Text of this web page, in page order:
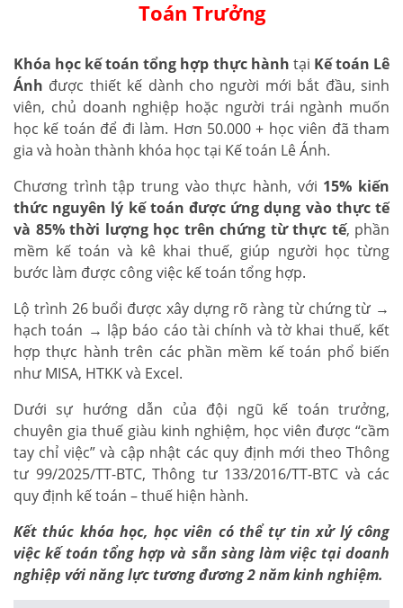
Toán Trưởng
Khóa học kế toán tổng hợp thực hành tại Kế toán Lê
Ánh được thiết kế dành cho người mới bắt đầu, sinh
viên, chủ doanh nghiệp hoặc người trái ngành muốn
học kế toán để đi làm. Hơn 50.000 + học viên đã tham
gia và hoàn thành khóa học tại Kế toán Lê Ánh.
Chương trình tập trung vào thực hành, với 15% kiến
thức nguyên lý kế toán được ứng dụng vào thực tế
và 85% thời lượng học trên chứng từ thực tế, phần
mềm kế toán và kê khai thuế, giúp người học từng
bước làm được công việc kế toán tổng hợp.
Lộ trình 26 buổi được xây dựng rõ ràng từ chứng từ →
hạch toán → lập báo cáo tài chính và tờ khai thuế, kết
hợp thực hành trên các phần mềm kế toán phổ biến
như MISA, HTKK và Excel.
Dưới sự hướng dẫn của đội ngũ kế toán trưởng,
chuyên gia thuế giàu kinh nghiệm, học viên được “cầm
tay chỉ việc” và cập nhật các quy định mới theo Thông
tư 99/2025/TT-BTC, Thông tư 133/2016/TT-BTC và các
quy định kế toán – thuế hiện hành.
Kết thúc khóa học, học viên có thể tự tin xử lý công
việc kế toán tổng hợp và sẵn sàng làm việc tại doanh
nghiệp với năng lực tương đương 2 năm kinh nghiệm.